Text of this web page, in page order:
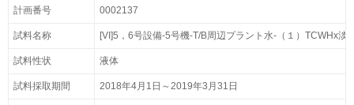
計画番号 0002137
試料名称 [VI]5，6号設備-5号機-T/B周辺プラント水-（１）TCWHx淡
試料性状 液体
試料採取期間 2018年4月1日～2019年3月31日
計画番号 0002137
試料名称 [VI]5，6号設備-5号機-T/B周辺プラント水-（１）TCWHx淡
試料性状 液体
試料採取期間 2018年4月1日～2019年3月31日